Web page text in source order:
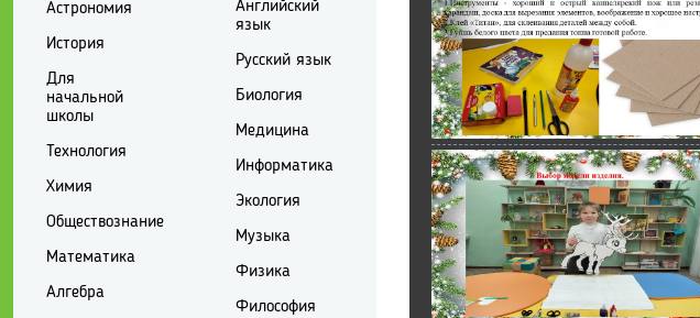
Астрономия
История
Для
начальной
школы
Технология
Химия
Обществознание
Математика
Алгебра
Английский
язык
Русский язык
Биология
Медицина
Информатика
Экология
Музыка
Физика
Философия